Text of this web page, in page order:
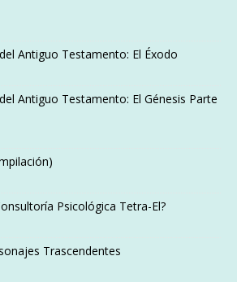
Antiguo Testamento: El Éxodo
Antiguo Testamento: El Génesis Parte
Psicológica Tetra-El?
Trascendentes